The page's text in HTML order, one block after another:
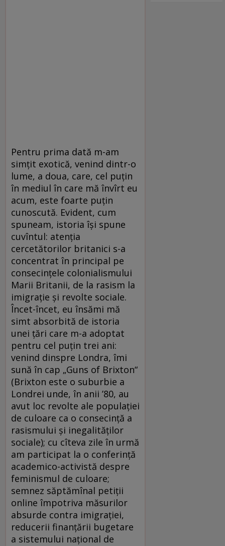
Pentru prima dată m-am
simţit exotică, venind dintr-o
lume, a doua, care, cel puţin
în mediul în care mă învîrt eu
acum, este foarte puţin
cunoscută. Evident, cum
spuneam, istoria îşi spune
cuvîntul: atenţia
cercetătorilor britanici s-a
concentrat în principal pe
consecinţele colonialismului
Marii Britanii, de la rasism la
imigraţie şi revolte sociale.
Încet-încet, eu însămi mă
simt absorbită de istoria
unei ţări care m-a adoptat
pentru cel puţin trei ani:
venind dinspre Londra, îmi
sună în cap „Guns of Brixton“
(Brixton este o suburbie a
Londrei unde, în anii ’80, au
avut loc revolte ale populaţiei
de culoare ca o consecinţă a
rasismului şi inegalităţilor
sociale); cu cîteva zile în urmă
am participat la o conferinţă
academico-activistă despre
feminismul de culoare;
semnez săptămînal petiţii
online împotriva măsurilor
absurde contra imigraţiei,
reducerii finanţării bugetare
a sistemului naţional de